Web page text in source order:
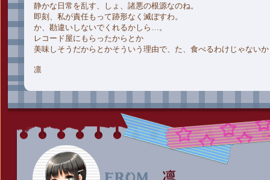
静かな日常を乱す、しょ、諸悪の根源なのね。
即刻、私が責任もって跡形なく滅ぼすわ。
か、勘違いしないでくれるかしら…。
レコード屋にもらったからとか
美味しそうだからとかそういう理由で、た、食べるわけじゃない
凛